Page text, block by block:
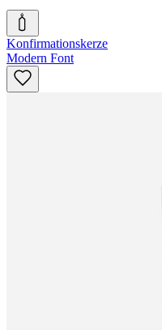
Konfirmationskerze
Modern Font